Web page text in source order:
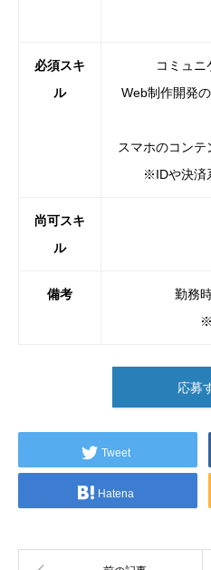
必須スキ
ル
コミュニ
Web制作開発
スマホのコン
※IDや決済
尚可スキ
ル
備考
勤務
応募
Tweet
Hatena